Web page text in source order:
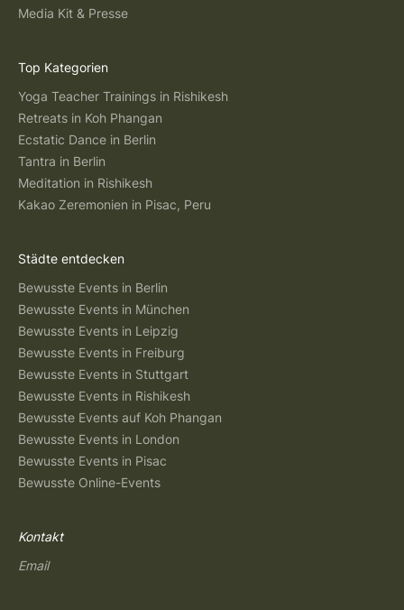
Media Kit & Presse
Top Kategorien
Yoga Teacher Trainings in Rishikesh
Retreats in Koh Phangan
Ecstatic Dance in Berlin
Tantra in Berlin
Meditation in Rishikesh
Kakao Zeremonien in Pisac, Peru
Städte entdecken
Bewusste Events in Berlin
Bewusste Events in München
Bewusste Events in Leipzig
Bewusste Events in Freiburg
Bewusste Events in Stuttgart
Bewusste Events in Rishikesh
Bewusste Events auf Koh Phangan
Bewusste Events in London
Bewusste Events in Pisac
Bewusste Online-Events
Kontakt
Email